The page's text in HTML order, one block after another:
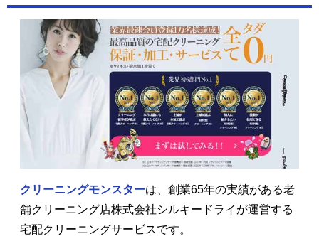
クリーニングモンスターは、創業65年の実績がある老
舗クリーニング店株式会社シルキードライが運営する
宅配クリーニングサービスです。